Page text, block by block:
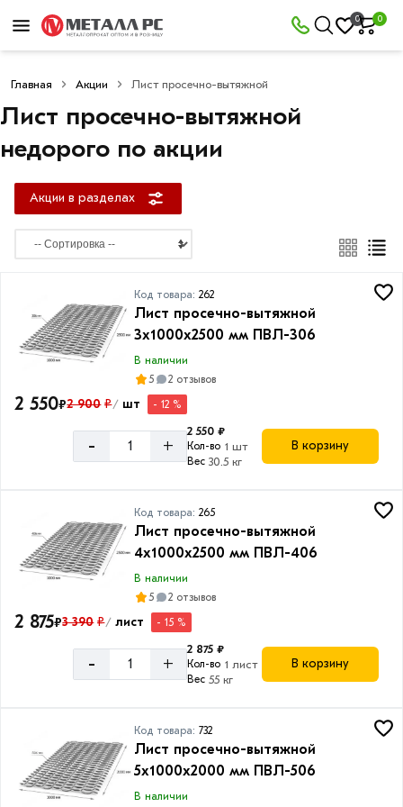
0 0
Главная Акции Лист просечно-вытяжной
Лист просечно-вытяжной
недорого по акции
Акции в разделах
Акции
в
×
Арматура
по
акции:
34
Арматура
акции:
16
Арматура
А1
Товаров
по
акции:
4
композитная
профильная
Товаров
по
акции:
Код товара: 262
Лист просечно-вытяжной
3х1000х2500 мм ПВЛ-306
В наличии
5
2 отзывов
2 550₽2 900 ₽/ шт - 12 %
- +
2 550 ₽
Кол-во 1 шт
Вес 30.5 кг
В корзину
Код товара:265
Лист просечно-вытяжной
4х1000х2500 мм ПВЛ-406
В наличии
5
2 отзывов
2 875₽3 390 ₽/ лист - 15 %
- +
2 875 ₽
Кол-во 1 лист
Вес 55 кг
В корзину
Код товара: 732
Лист просечно-вытяжной
5х1000х2000 мм ПВЛ-506
В наличии